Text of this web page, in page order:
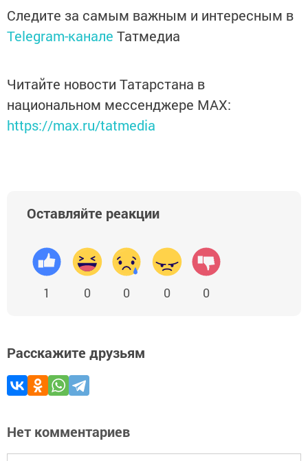
Следите за самым важным и интересным в
Telegram-канале Татмедиа
Читайте новости Татарстана в
национальном мессенджере MАХ:
https://max.ru/tatmedia
Оставляйте реакции
1 0 0 0 0
Расскажите друзьям
Нет комментариев